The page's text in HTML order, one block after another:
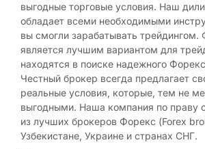
выгодные торговые условия. Наш
обладает всеми необходимыми
вы смогли зарабатывать трейдингом.
является лучшим вариантом для
находятся в поиске надежного
Честный брокер всегда предлагает
реальные условия, которые, тем не
выгодными. Наша компания по праву
из лучших брокеров Форекс (Forex
Узбекистане, Украине и странах СНГ.